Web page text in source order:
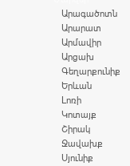
Արագածոտն
Արարատ
Արմավիր
Արցախ
Գեղարքունիք
Երևան
Լոռի
Կոտայք
Շիրակ
Ջավախք
Սյունիք